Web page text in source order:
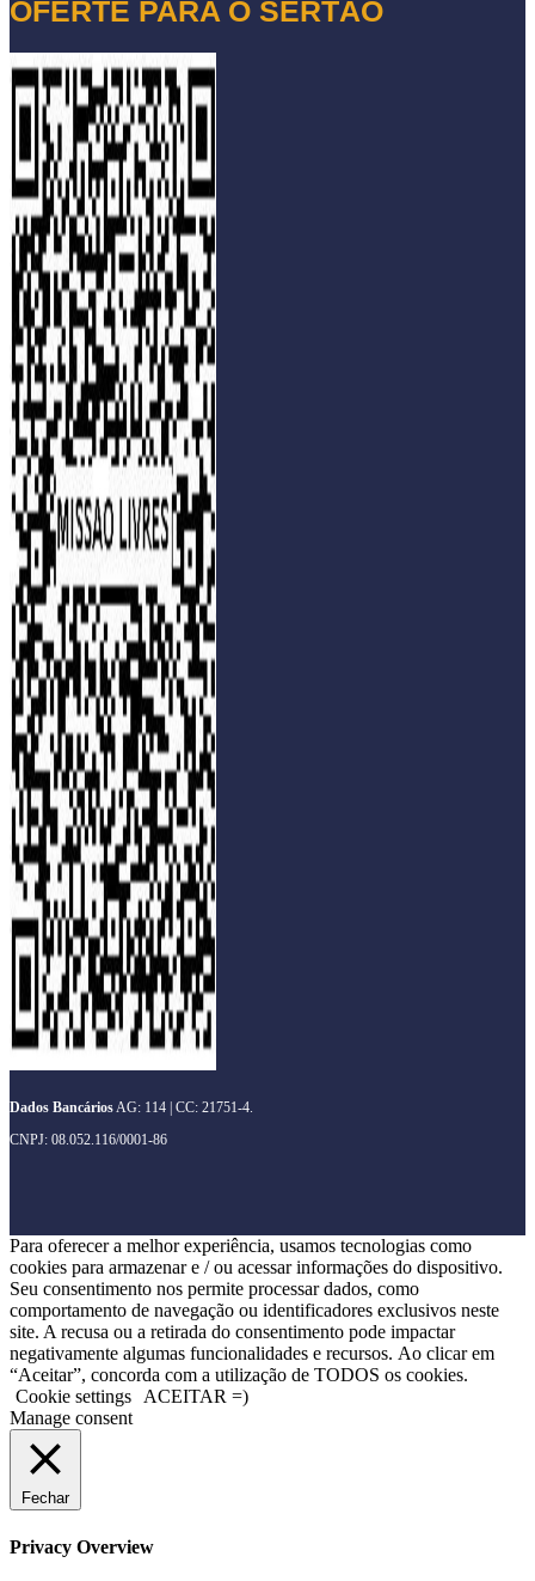
OFERTE PARA O SERTÃO
Dados BancáriosAG: 114 | CC: 21751-4.
CNPJ: 08.052.116/0001-86
Para oferecer a melhor experiência, usamos tecnologias como
cookies para armazenar e / ou acessar informações do dispositivo.
Seu consentimento nos permite processar dados, como
comportamento de navegação ou identificadores exclusivos neste
site. A recusa ou a retirada do consentimento pode impactar
negativamente algumas funcionalidades e recursos. Ao clicar em
“Aceitar”, concorda com a utilização de TODOS os cookies.
Cookie settings
ACEITAR =)
Manage consent
Fechar
Privacy Overview